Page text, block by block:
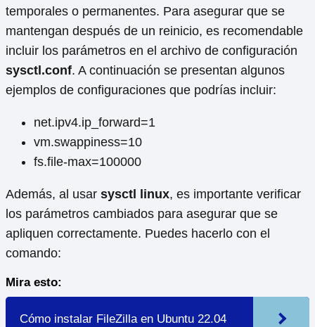
temporales o permanentes. Para asegurar que se
mantengan después de un reinicio, es recomendable
incluir los parámetros en el archivo de configuración
sysctl.conf. A continuación se presentan algunos
ejemplos de configuraciones que podrías incluir:
net.ipv4.ip_forward=1
vm.swappiness=10
fs.file-max=100000
Además, al usar sysctl linux, es importante verificar
los parámetros cambiados para asegurar que se
apliquen correctamente. Puedes hacerlo con el
comando:
Mira esto:
Cómo instalar FileZilla en Ubuntu 22.04